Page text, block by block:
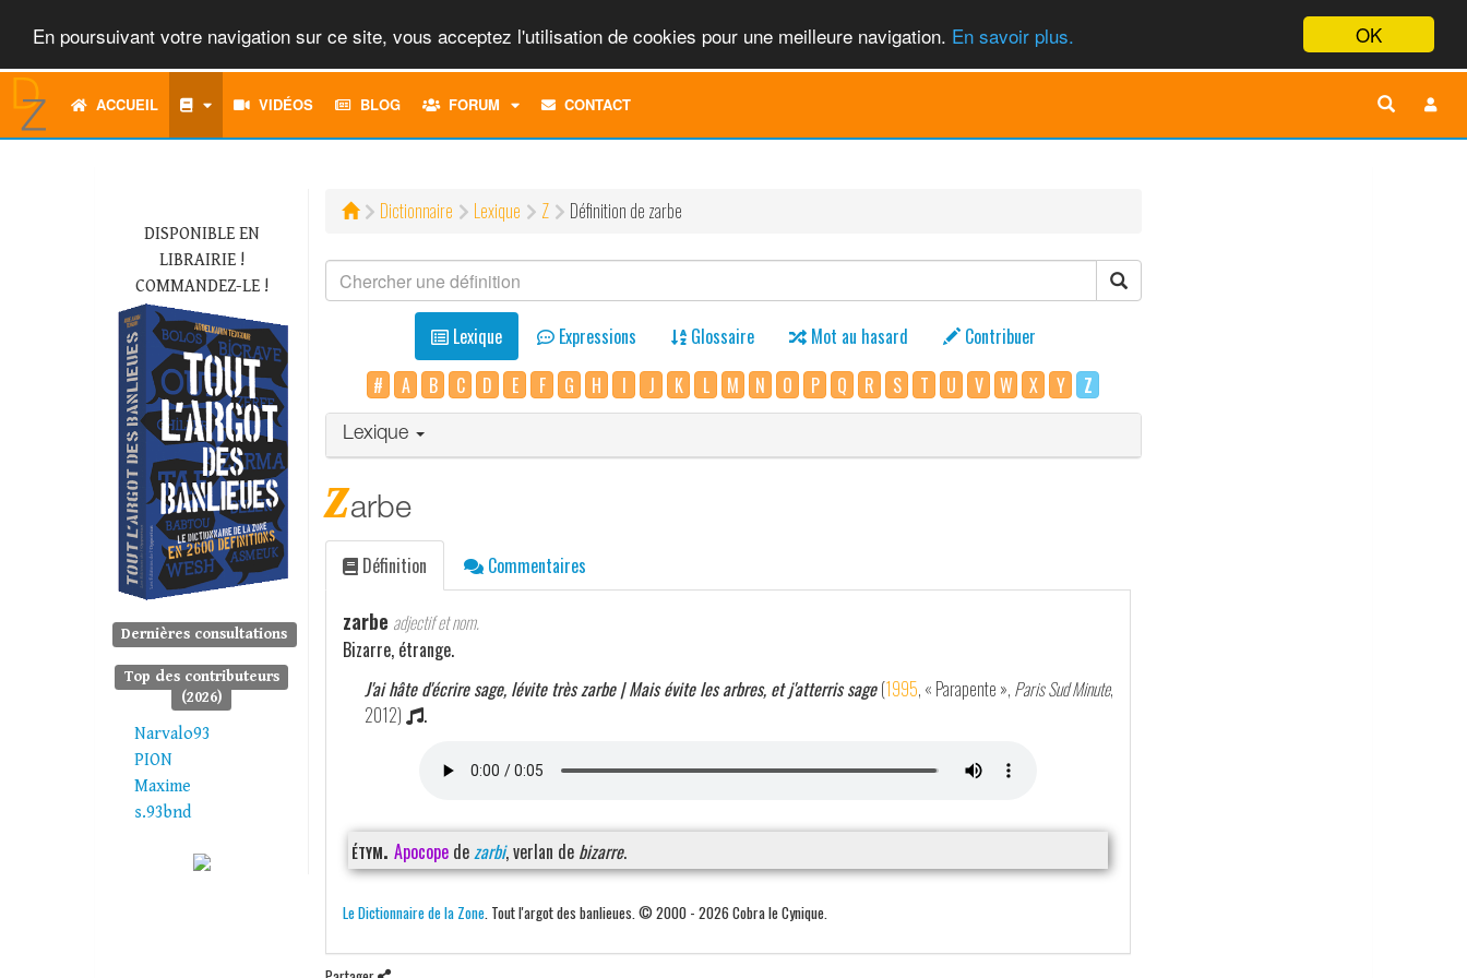
OK
En poursuivant votre navigation sur ce site, vous acceptez l'utilisation de cookies pour une meilleure navigation. En savoir plus.
ACCUEIL VIDÉOS BLOG FORUM
TOGGLECONTACT
DISPONIBLE EN
LIBRAIRIE !
COMMANDEZ-LE !
Dernières consultations
Top des contributeurs
(2026)
Narvalo93
PION
Maxime
s.93bnd
Dictionnaire Lexique Z Définition de zarbe
Lexique Expressions Glossaire Mot au hasard
Contribuer
#
A B C D E F G H I J K L M N O P Q R S T U V W X Y Z
Lexique
zarbe
Définition Commentaires
zarbe adjectif et nom.
Bizarre, étrange.
J'ai hâte d'écrire sage, lévite très zarbe | Mais évite les arbres, et j'atterris sage (1995, « Parapente », Paris Sud Minute,
2012)
.
étym. Apocopedezarbi, verlan de bizarre.
Le Dictionnaire de la Zone. Tout l'argot des banlieues. © 2000 - 2026 Cobra le Cynique.